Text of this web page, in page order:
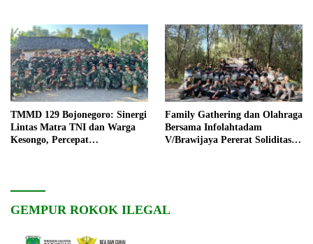
TMMD 129 Bojonegoro: Sinergi
Lintas Matra TNI dan Warga
Kesongo, Percepat
Family Gathering dan Olahraga
Bersama Infolahtadam
V/Brawijaya Pererat Soliditas
GEMPUR ROKOK ILEGAL